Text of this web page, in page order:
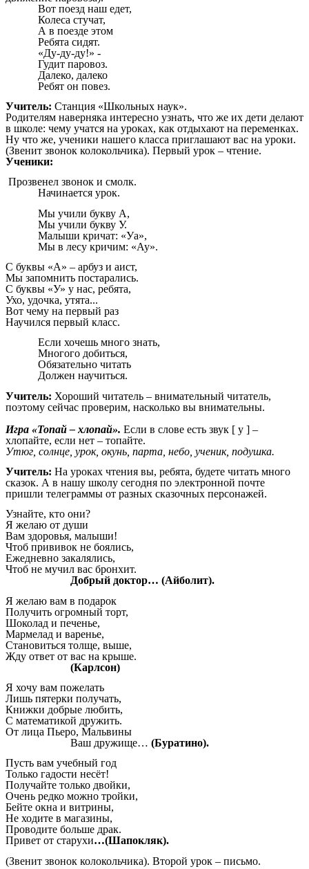
Вот поезд наш едет,
Колеса стучат,
А в поезде этом
Ребята сидят.
«Ду-ду-ду!» -
Гудит паровоз.
Далеко, далеко
Ребят он повез.
Учитель: Станция «Школьных наук».
Родителям наверняка интересно узнать, что же их дети делают
в школе: чему учатся на уроках, как отдыхают на переменках.
Ну что же, ученики нашего класса приглашают вас на уроки.
(Звенит звонок колокольчика). Первый урок – чтение.
Ученики:
Прозвенел звонок и смолк.
Начинается урок.
Мы учили букву А,
Мы учили букву У.
Малыши кричат: «Уа»,
Мы в лесу кричим: «Ау».
С буквы «А» – арбуз и аист,
Мы запомнить постарались.
С буквы «У» у нас, ребята,
Ухо, удочка, утята...
Вот чему на первый раз
Научился первый класс.
Если хочешь много знать,
Многого добиться,
Обязательно читать
Должен научиться.
Учитель: Хороший читатель – внимательный читатель,
поэтому сейчас проверим, насколько вы внимательны.
Игра «Топай – хлопай». Если в слове есть звук [ у ] –
хлопайте, если нет – топайте.
Утюг, солнце, урок, окунь, парта, небо, ученик, подушка.
Учитель: На уроках чтения вы, ребята, будете читать много
сказок. А в нашу школу сегодня по электронной почте
пришли телеграммы от разных сказочных персонажей.
Узнайте, кто они?
Я желаю от души
Вам здоровья, малыши!
Чтоб прививок не боялись,
Ежедневно закалялись,
Чтоб не мучил вас бронхит.
Добрый доктор… (Айболит).
Я желаю вам в подарок
Получить огромный торт,
Шоколад и печенье,
Мармелад и варенье,
Становиться толще, выше,
Жду ответ от вас на крыше.
(Карлсон)
Я хочу вам пожелать
Лишь пятерки получать,
Книжки добрые любить,
С математикой дружить.
От лица Пьеро, Мальвины
Ваш дружище…(Буратино).
Пусть вам учебный год
Только гадости несёт!
Получайте только двойки,
Очень редко можно тройки,
Бейте окна и витрины,
Не ходите в магазины,
Проводите больше драк.
Привет от старухи…(Шапокляк).
(Звенит звонок колокольчика). Второй урок – письмо.